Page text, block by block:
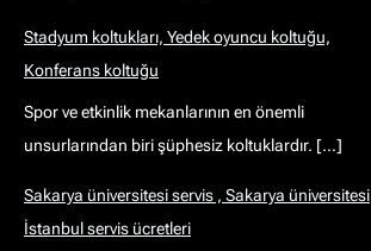
Stadyum koltukları, Yedek oyuncu koltuğu,
Konferans koltuğu
Spor ve etkinlik mekanlarının en önemli
unsurlarından biri şüphesiz koltuklardır. […]
Sakarya üniversitesi servis , Sakarya üniversitesi
İstanbul servis ücretleri